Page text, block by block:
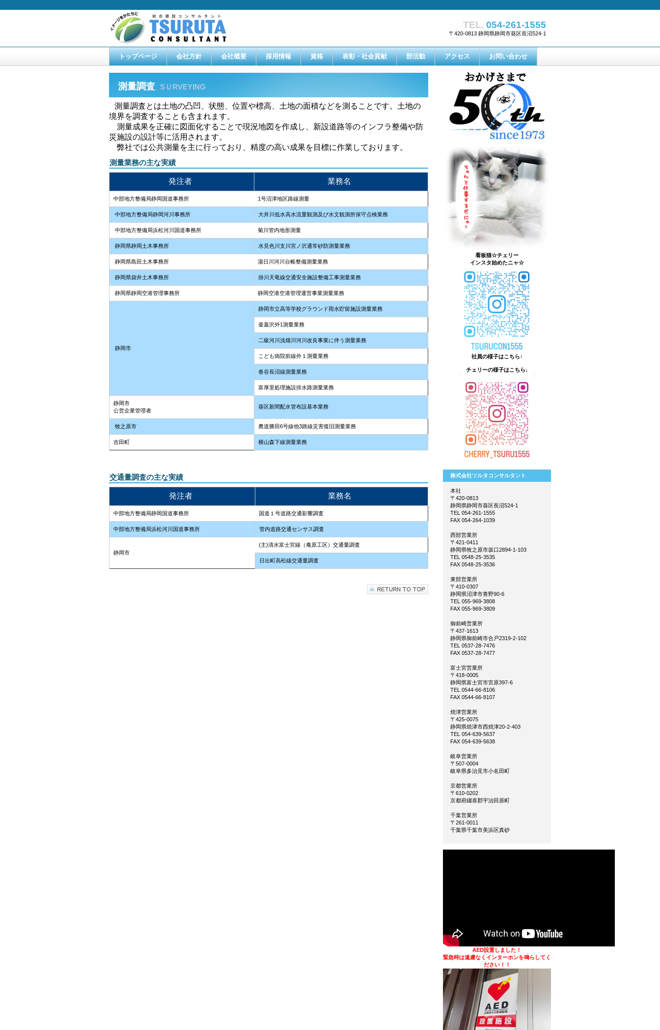
TEL. 054-261-1555
〒420-0813 静岡県静岡市葵区長沼524-1
測量調査 SＵRVEYING
測量調査とは土地の凸凹、状態、位置や標高、土地の面積などを測ることです。土地の
境界を調査することも含まれます。
測量成果を正確に図面化することで現況地図を作成し、新設道路等のインフラ整備や防
災施設の設計等に活用されます。
弊社では公共測量を主に行っており、精度の高い成果を目標に作業しております。
測量業務の主な実績
発注者 業務名
中部地方整備局静岡国道事務所 1号沼津地区路線測量
中部地方整備局静岡河川事務所 大井川低水高水流量観測及び水文観測所保守点検業務
中部地方整備局浜松河川国道事務所 菊川管内地形測量
静岡県静岡土木事務所 水見色川支川宮ノ沢通常砂防測量業務
静岡県島田土木事務所 湯日川河川台帳整備測量業務
静岡県袋井土木事務所 掛川天竜線交通安全施設整備工事測量業務
静岡県静岡空港管理事務所 静岡空港空港管理運営事業測量業務
静岡市
静岡市立高等学校グラウンド雨水貯留施設測量業務
釜蓋沢外1測量業務
二級河川浅畑川河川改良事業に伴う測量業務
こども病院前線外１測量業務
沓谷長沼線測量業務
富厚里処理施設排水路測量業務
静岡市
公営企業管理者
葵区新間配水管布設基本業務
牧之原市 農道勝田6号線他3路線災害復旧測量業務
吉田町 横山森下線測量業務
交通量調査の主な実績
発注者 業務名
中部地方整備局静岡国道事務所 国道１号道路交通影響調査
中部地方整備局浜松河川国道事務所 管内道路交通センサス調査
静岡市
(主)清水富士宮線（庵原工区）交通量調査
日出町高松線交通量調査
トップページ 会社方針 会社概要 採用情報 資格 表彰・社会貢献 部活動 アクセス お問い合わせ
看板猫☆チェリー
インスタ始めたニャ☆
社員の様子はこちら↑
チェリーの様子はこちら↓
株式会社ツルタコンサルタント
本社
〒420-0813
静岡県静岡市葵区長沼524-1
TEL 054-261-1555
FAX 054-264-1039
西部営業所
〒421-0411
静岡県牧之原市坂口2894-1-103
TEL 0548-25-3535
FAX 0548-25-3536
東部営業所
〒410-0307
静岡県沼津市青野90-6
TEL 055-969-3808
FAX 055-969-3809
御前崎営業所
〒437-1613
静岡県御前崎市合戸2319-2-102
TEL 0537-28-7476
FAX 0537-28-7477
富士宮営業所
〒418-0005
静岡県富士宮市宮原397-6
TEL 0544-66-8106
FAX 0544-66-8107
焼津営業所
〒425-0075
静岡県焼津市西焼津20-2-403
TEL 054-639-5637
FAX 054-639-5638
岐阜営業所
〒507-0004
岐阜県多治見市小名田町
京都営業所
〒610-0202
京都府綴喜郡宇治田原町
千葉営業所
〒261-0011
千葉県千葉市美浜区真砂
AED設置しました！
緊急時は遠慮なくインターホンを鳴らしてく
ださい！！